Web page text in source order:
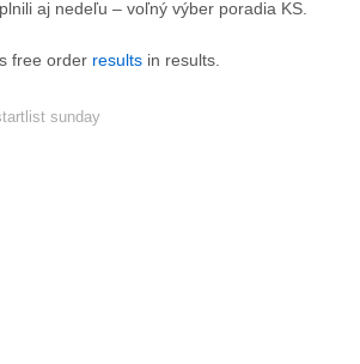
aj nedeľu – voľný výber poradia KS.
free order results in results.
sunday